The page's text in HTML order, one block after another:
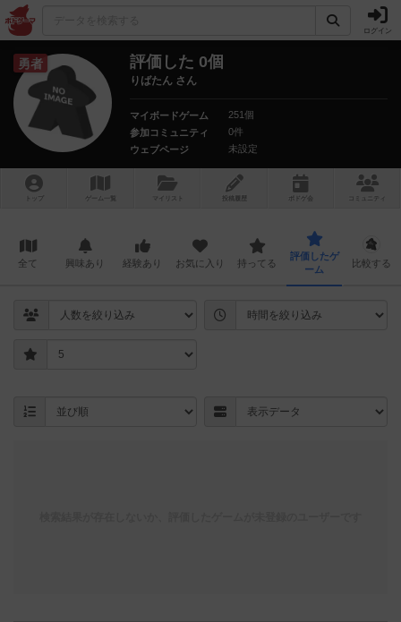
ログイン
勇者 評価した 0個
りばたん さん
マイボードゲーム
251個
参加コミュニティ
0件
ウェブページ
未設定
トップ ゲーム一覧 マイリスト 投稿履歴 ボ ドゲ コミュニティ
全て 興味あり 経験あり お気に入り 持ってる
評価したゲ
ーム
比較する